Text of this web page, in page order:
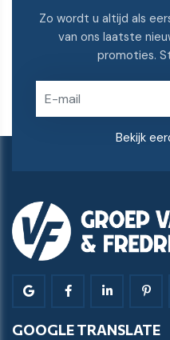
Zo wordt u altijd als
van ons laatste
promoties.
Bekijk
GOOGLE TRANSLATE